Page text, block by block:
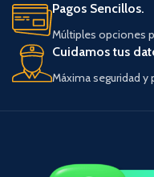
Pagos Sencillos.
Múltiples opciones
Cuidamos tus
Máxima seguridad